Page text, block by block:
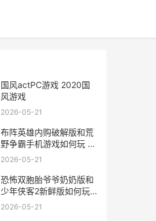
国风actPC游戏 2020国
风游戏
2026-05-21
布阵英雄内购破解版和荒
野争霸手机游戏如何玩 布
阵英雄贴吧
2026-05-21
恐怖双胞胎爷爷奶奶版和
少年侠客2新鲜版如何玩
恐怖双胞胎爷爷视频
2026-05-21